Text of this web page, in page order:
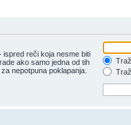
ispred reči koja nesme biti
ako samo jedna od tih
nepotpuna poklapanja.